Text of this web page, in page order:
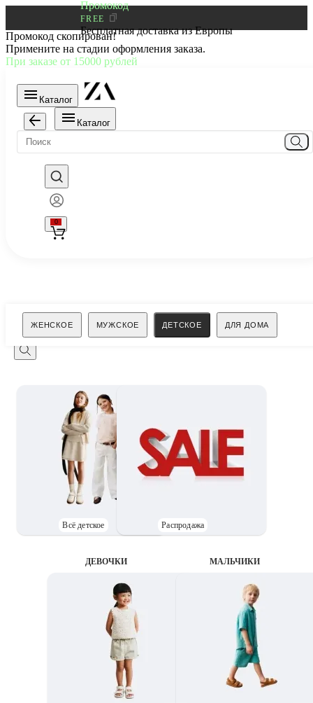
Промокод
FREE
Бесплатная доставка из Европы
Промокод скопирован!
Примените на стадии оформления заказа.
При заказе от 15000 рублей
Каталог
Каталог
0
ЖЕНСКОЕ МУЖСКОЕ ДЕТСКОЕ ДЛЯ ДОМА
Поиск
Всё детское Распродажа
ДЕВОЧКИ MАЛЬЧИКИ